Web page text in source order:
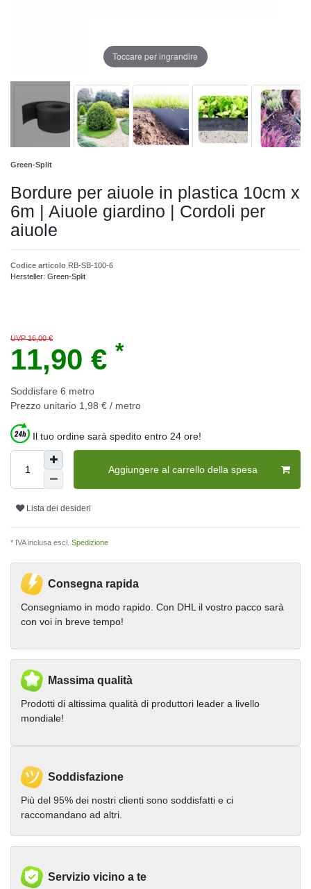
Toccare per ingrandire
Green-Split
Bordure per aiuole in plastica 10cm x
6m | Aiuole giardino | Cordoli per
aiuole
Codice articolo RB-SB-100-6
Hersteller: Green-Split
UVP 16,00 €
11,90 € *
Soddisfare 6 metro
Prezzo unitario 1,98 € / metro
Il tuo ordine sarà spedito entro 24 ore!
Aggiungere al carrello della spesa
Lista dei desideri
* IVA inclusa escl. Spedizione
Consegna rapida
Consegniamo in modo rapido. Con DHL il vostro pacco sarà
con voi in breve tempo!
Massima qualità
Prodotti di altissima qualità di produttori leader a livello
mondiale!
Soddisfazione
Più del 95% dei nostri clienti sono soddisfatti e ci
raccomandano ad altri.
Servizio vicino a te